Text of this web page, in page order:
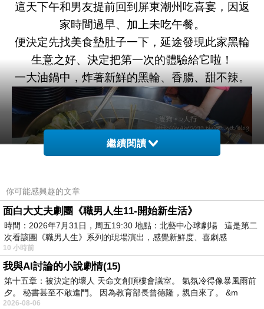
這天下午和男友提前回到屏東潮州吃喜宴，因返
家時間過早、加上未吃午餐。
便決定先找美食墊肚子一下，延途發現此家黑輪
生意之好、決定把第一次的體驗給它啦！
一大油鍋中，炸著新鮮的黑輪、香腸、甜不辣。
很大一鍋關東煮
魚板、菜卷、貢丸、魚板、苦瓜封等，淋郎滿目
繼續閱讀
你可能感興趣的文章
面白大丈夫劇團《職男人生11-開始新生活》
時間：2026年7月31日，周五19:30 地點：北藝中心球劇場 這是第二
次看該團《職男人生》系列的現場演出，感覺新鮮度、喜劇感
10 小時前
我與AI討論的小說劇情(15)
第十五章：被決定的壞人 天命文創頂樓會議室。 氣氛冷得像暴風雨前
夕。 秘書甚至不敢進門。 因為教育部長曾德隆，親自來了。 &m
2026-08-06